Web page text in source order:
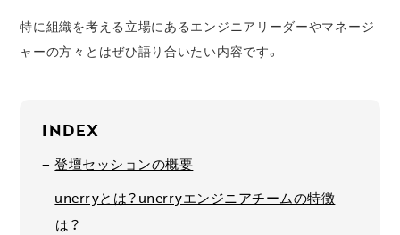
特に組織を考える立場にあるエンジニアリーダーやマネージ
ャーの方々とはぜひ語り合いたい内容です。
INDEX
登壇セッションの概要
unerryとは？unerryエンジニアチームの特徴
は？